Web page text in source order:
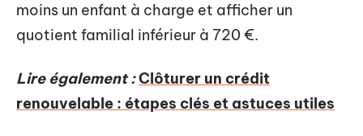
moins un enfant à charge et afficher un
quotient familial inférieur à 720 €.
Lire également :Clôturer un crédit
renouvelable : étapes clés et astuces utiles